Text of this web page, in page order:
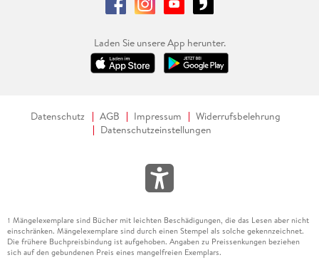
Laden Sie unsere App herunter.
Datenschutz AGB Impressum
Widerrufsbelehrung
Datenschutzeinstellungen
1 Mängelexemplare sind Bücher mit leichten Beschädigungen, die das Lesen aber nicht
einschränken. Mängelexemplare sind durch einen Stempel als solche gekennzeichnet.
Die frühere Buchpreisbindung ist aufgehoben. Angaben zu Preissenkungen beziehen
sich auf den gebundenen Preis eines mangelfreien Exemplars.